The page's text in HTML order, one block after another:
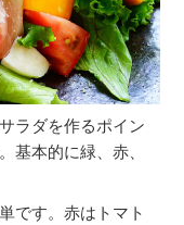
ラダを作るポイン
基本的に緑、赤、
です。赤はトマト